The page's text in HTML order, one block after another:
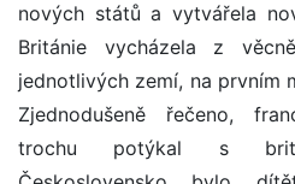
nových států a vytvářela
Británie vycházela z
jednotlivých zemí, na prvním
Zjednodušeně řečeno,
trochu potýkal s